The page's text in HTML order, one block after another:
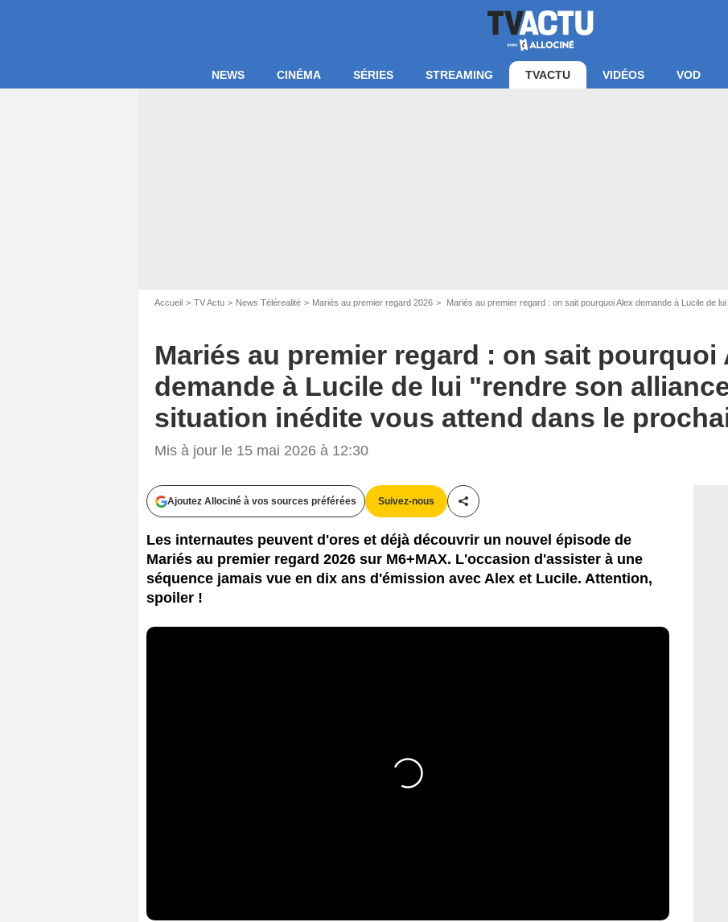
NEWS CINÉMA SÉRIES STREAMING TVACTU VIDÉOS VOD
Accueil TV Actu News Télérealité Mariés au premier regard 2026 Mariés au premier regard : on sait pourquoi Alex demande à Lucile de lui "rendre son
Mariés au premier regard : on sait pourquoi
demande à Lucile de lui "rendre son
situation inédite vous attend dans le
Mis à jour le 15 mai 2026 à 12:30
Ajoutez Allociné à vos sources préférées Suivez-nous
Partager cet article
Les internautes peuvent d'ores et déjà découvrir un nouvel épisode de
Mariés au premier regard 2026 sur M6+MAX. L'occasion d'assister à une
séquence jamais vue en dix ans d'émission avec Alex et Lucile. Attention,
spoiler !